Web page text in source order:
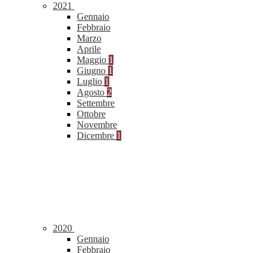
2021
Gennaio
Febbraio
Marzo
Aprile
Maggio 1
Giugno 1
Luglio 1
Agosto 2
Settembre
Ottobre
Novembre
Dicembre 1
2020
Gennaio
Febbraio